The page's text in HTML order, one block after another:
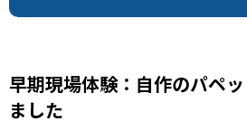
早期現場体験：自作のパペ
ました